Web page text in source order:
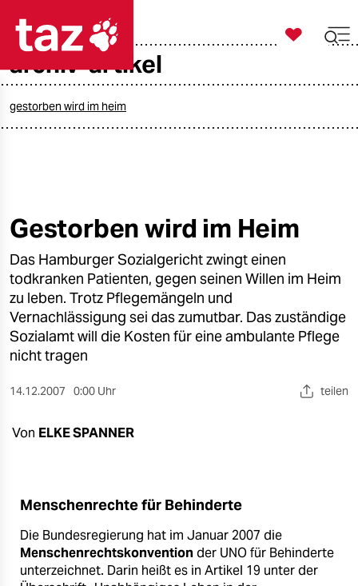
öko
gesellschaft
kultur
sport
berlin
nord
wahrheit
verlag
veranstaltungen
shop

taz zahl ich
archiv-artikel
gestorben wird im heim
Gestorben wird im Heim
Das Hamburger Sozialgericht zwingt einen
todkranken Patienten, gegen seinen Willen im Heim
zu leben. Trotz Pflegemängeln und
Vernachlässigung sei das zumutbar. Das zuständige
Sozialamt will die Kosten für eine ambulante Pflege
nicht tragen
14.12.2007 0:00 Uhr teilen
Von ELKE SPANNER
Menschenrechte für Behinderte
Die Bundesregierung hat im Januar 2007 die
Menschenrechtskonventionder UNO für Behinderte
unterzeichnet. Darin heißt es in Artikel 19 unter der